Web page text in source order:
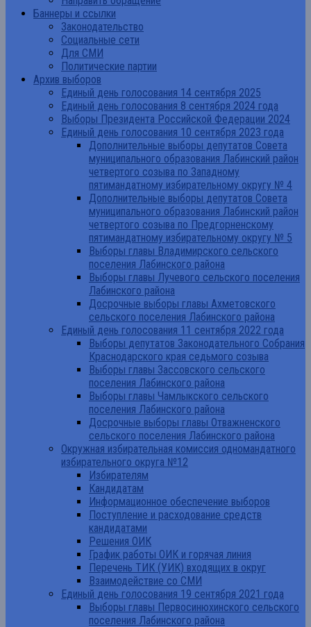
Баннеры и ссылки
Законодательство
Социальные сети
Для СМИ
Политические партии
Архив выборов
Единый день голосования 14 сентября 2025
Единый день голосования 8 сентября 2024 года
Выборы Президента Российской Федерации 2024
Единый день голосования 10 сентября 2023 года
Дополнительные выборы депутатов Совета
муниципального образования Лабинский район
четвертого созыва по Западному
пятимандатному избирательному округу № 4
Дополнительные выборы депутатов Совета
муниципального образования Лабинский район
четвертого созыва по Предгорненскому
пятимандатному избирательному округу № 5
Выборы главы Владимирского сельского
поселения Лабинского района
Выборы главы Лучевого сельского поселения
Лабинского района
Досрочные выборы главы Ахметовского
сельского поселения Лабинского района
Единый день голосования 11 сентября 2022 года
Выборы депутатов Законодательного Собрания
Краснодарского края седьмого созыва
Выборы главы Зассовского сельского
поселения Лабинского района
Выборы главы Чамлыкского сельского
поселения Лабинского района
Досрочные выборы главы Отважненского
сельского поселения Лабинского района
Окружная избирательная комиссия одномандатного
избирательного округа №12
Избирателям
Кандидатам
Информационное обеспечение выборов
Поступление и расходование средств
кандидатами
Решения ОИК
График работы ОИК и горячая линия
Перечень ТИК (УИК) входящих в округ
Взаимодействие со СМИ
Единый день голосования 19 сентября 2021 года
Выборы главы Первосинюхинского сельского
поселения Лабинского района